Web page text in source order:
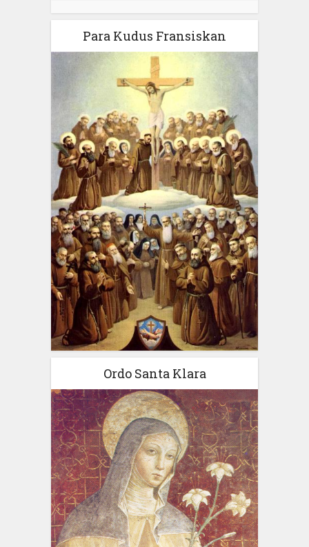
Para Kudus Fransiskan
Ordo Santa Klara